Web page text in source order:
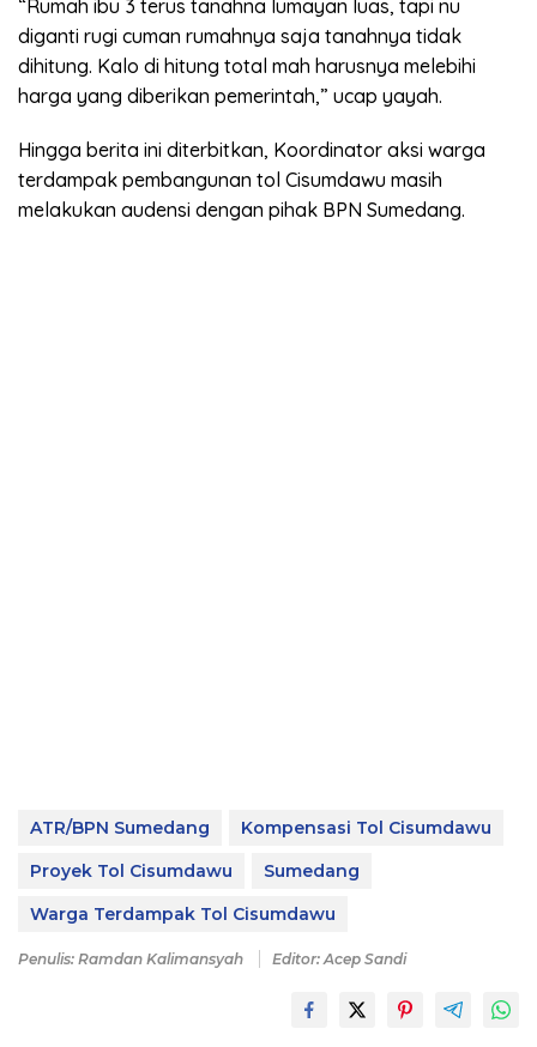
“Rumah ibu 3 terus tanahna lumayan luas, tapi nu
diganti rugi cuman rumahnya saja tanahnya tidak
dihitung. Kalo di hitung total mah harusnya melebihi
harga yang diberikan pemerintah,” ucap yayah.
Hingga berita ini diterbitkan, Koordinator aksi warga
terdampak pembangunan tol Cisumdawu masih
melakukan audensi dengan pihak BPN Sumedang.
ATR/BPN Sumedang
Kompensasi Tol Cisumdawu
Proyek Tol Cisumdawu
Sumedang
Warga Terdampak Tol Cisumdawu
Penulis: Ramdan Kalimansyah Editor: Acep Sandi